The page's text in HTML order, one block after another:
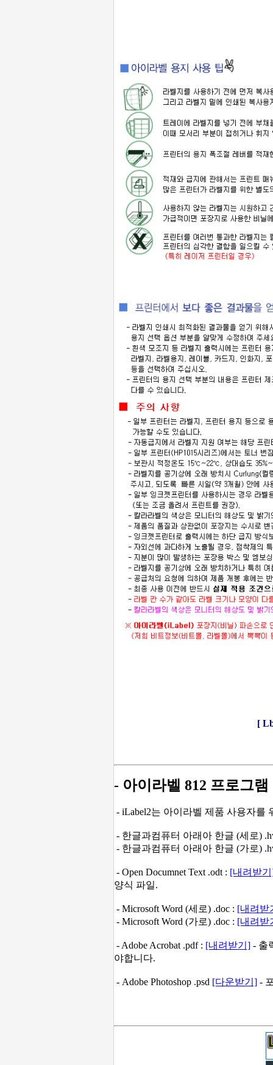
[
- 아이라벨 812 프로그
- iLabel2는 아이라벨 제품 사용자
- 한글과컴퓨터 아래아 한글 (세로)
- 한글과컴퓨터 아래아 한글 (가로)
- Open Documnet Text .odt : [내려받
양식 파일.
- Microsoft Word (세로) .doc : [내려받
- Microsoft Word (가로) .doc : [내려받
- Adobe Acrobat .pdf : [내려받기] - 출
야합니다.
- Adobe Photoshop .psd [다운받기] -